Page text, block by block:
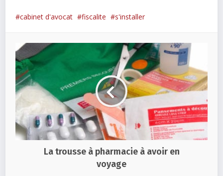
cabinet d'avocat fiscalite s'installer
La trousse à pharmacie à avoir en
voyage